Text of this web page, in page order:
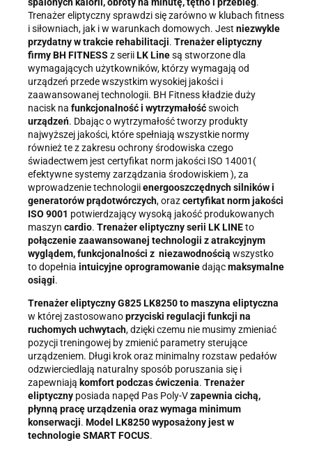
Trenażer eliptycznysprawdzi się zarówno w klubach fitness
i siłowniach, jak i w warunkach domowych. Jest niezwykle
przydatny w trakcierehabilitacji. Trenażer eliptyczny
firmy BH FITNESS z seriiLK Linesą stworzone dla
wymagających użytkowników, którzy wymagają od
urządzeń przede wszystkim wysokiej jakości i
zaawansowanej technologii. BH Fitness kładzie duży
nacisk na funkcjonalność i wytrzymałośćswoich
urządzeń. Dbając o wytrzymałość tworzy produkty
najwyższej jakości, które spełniają wszystkie normy
również te z zakresu ochrony środowiska czego
świadectwem jest certyfikat norm jakości ISO 14001(
efektywne systemy zarządzania środowiskiem ), za
wprowadzenie technologiienergooszczędnych silników i
generatorów prądotwórczych, orazcertyfikat norm jakości
ISO 9001 potwierdzający wysoką jakość produkowanych
maszyn cardio. Trenażer eliptyczny serii LK LINEto
połączenie zaawansowanej technologii z atrakcyjnym
wyglądem, funkcjonalności z niezawodnością wszystko
to dopełnia intuicyjne oprogramowaniedającmaksymalne
osiągi.
Trenażer eliptyczny G825 LK8250 to maszyna eliptyczna
w której zastosowanoprzyciski regulacji funkcji na
ruchomych uchwytach, dzięki czemu nie musimy zmieniać
pozycji treningowej by zmienić parametry sterujące
urządzeniem. Długi krok oraz minimalny rozstaw pedałów
odzwierciedlają naturalny sposób poruszania się i
zapewniają komfort podczas ćwiczenia. Trenażer
eliptyczny posiada napęd Pas Poly-Vzapewnia cichą,
płynną pracę urządzenia oraz wymaga minimum
konserwacji. Model LK8250 wyposażony jest w
technologie SMART FOCUS.